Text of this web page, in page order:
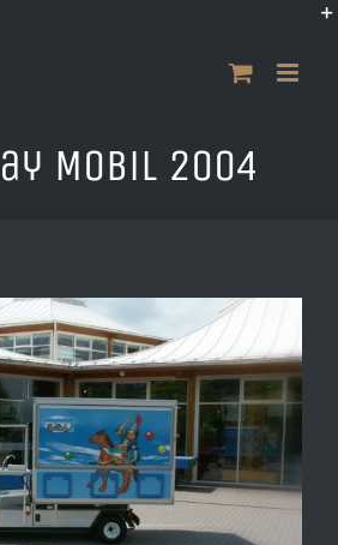
Mobil 2004